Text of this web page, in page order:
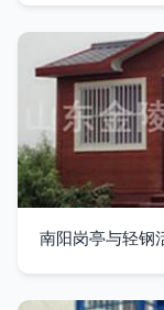
南阳岗亭与轻钢